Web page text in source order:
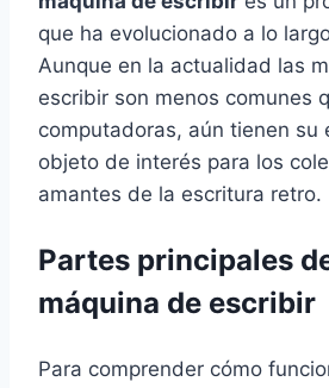
que ha evolucionado a lo
Aunque en la actualidad las
escribir son menos comunes
computadoras, aún tienen su
objeto de interés para los
amantes de la escritura retro.
Partes principales
máquina de escribir
Para comprender cómo